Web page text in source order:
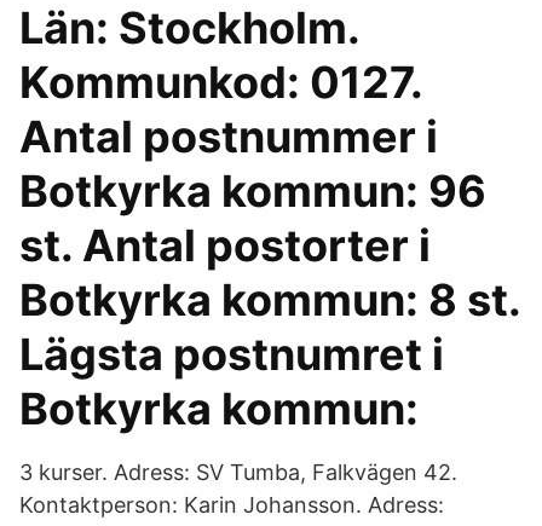
Län: Stockholm.
Kommunkod: 0127.
Antal postnummer i
Botkyrka kommun: 96
st. Antal postorter i
Botkyrka kommun: 8 st.
Lägsta postnumret i
Botkyrka kommun:
3 kurser. Adress: SV Tumba, Falkvägen 42.
Kontaktperson: Karin Johansson. Adress: